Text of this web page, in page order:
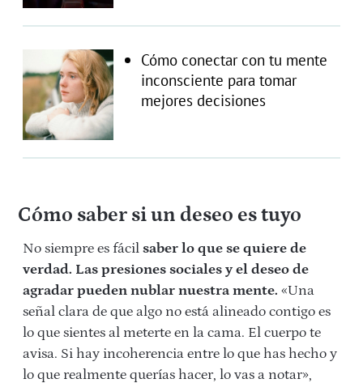
Cómo conectar con tu mente
inconsciente para tomar
mejores decisiones
Cómo saber si un deseo es tuyo
No siempre es fácil saber lo que se quiere de
verdad. Las presiones sociales y el deseo de
agradar pueden nublar nuestra mente. «Una
señal clara de que algo no está alineado contigo es
lo que sientes al meterte en la cama. El cuerpo te
avisa. Si hay incoherencia entre lo que has hecho y
lo que realmente querías hacer, lo vas a notar»,